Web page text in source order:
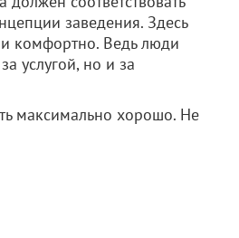
заведения. Здесь
комфортно. Ведь люди
услугой, но и за
максимально хорошо. Не